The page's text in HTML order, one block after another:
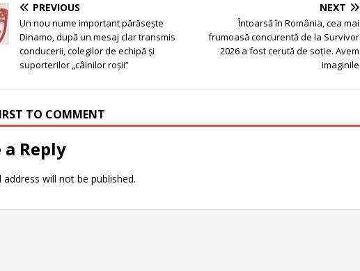
PREVIOUS
Un nou nume important părăsește
Dinamo, după un mesaj clar transmis
conducerii, colegilor de echipă și
suporterilor „câinilor roșii”
NEXT
Întoarsă în România, cea mai
frumoasă concurentă de la Survivor
2026 a fost cerută de soție. Avem
imaginile
TO COMMENT
a Reply
address will not be published.